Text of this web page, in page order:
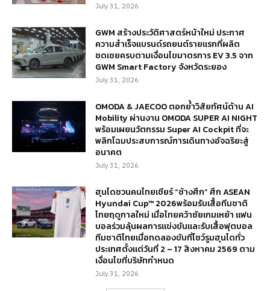
July 31, 2026
GWM สร้างประวัติศาสตร์หน้าใหม่ ประกาศ
ความสำเร็จแบรนด์รถยนต์รายแรกที่ผลิต
ชดเชยครบตามเงื่อนไขมาตรการ EV 3.5 จาก
GWM Smart Factory จังหวัดระยอง
July 31, 2026
OMODA & JAECOO ตอกย้ำวิสัยทัศน์ด้าน AI
Mobility ผ่านงาน OMODA SUPER AI NIGHT
พร้อมเผยนวัตกรรม Super AI Cockpit ที่จะ
พลิกโฉมประสบการณ์การเดินทางอัจฉริยะสู่
อนาคต
July 31, 2026
ฮุนไดชวนคนไทยเชียร์ “ช้างศึก” ศึก ASEAN
Hyundai Cup™ 2026พร้อมรับเสื้อทีมชาติ
ไทยฤดูกาลใหม่ เมื่อไทยคว้าชัยเกมเหย้า แฟน
บอลร่วมลุ้นผลการแข่งขันและรับเสื้อฟุตบอล
ทีมชาติไทยเมื่อทดลองขับที่โชว์รูมฮุนไดทั่ว
ประเทศตั้งแต่วันที่ 2 – 17 สิงหาคม 2569 ตาม
เงื่อนไขที่บริษัทกำหนด
July 31, 2026